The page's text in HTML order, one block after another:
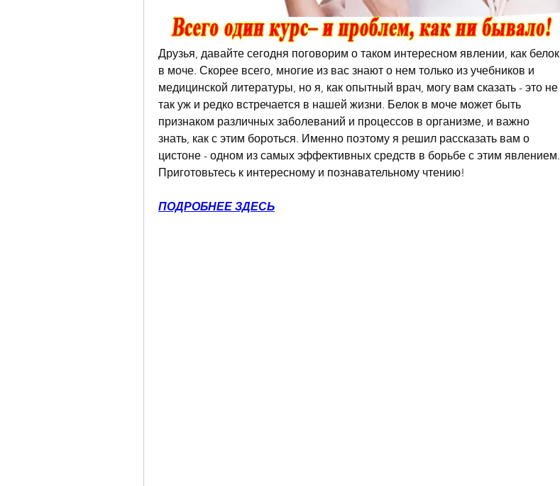
Друзья, давайте сегодня поговорим о таком интересном явлении, как белок
в моче. Скорее всего, многие из вас знают о нем только из учебников и
медицинской литературы, но я, как опытный врач, могу вам сказать - это не
так уж и редко встречается в нашей жизни. Белок в моче может быть
признаком различных заболеваний и процессов в организме, и важно
знать, как с этим бороться. Именно поэтому я решил рассказать вам о
цистоне - одном из самых эффективных средств в борьбе с этим явлением.
Приготовьтесь к интересному и познавательному чтению!
ПОДРОБНЕЕ ЗДЕСЬ